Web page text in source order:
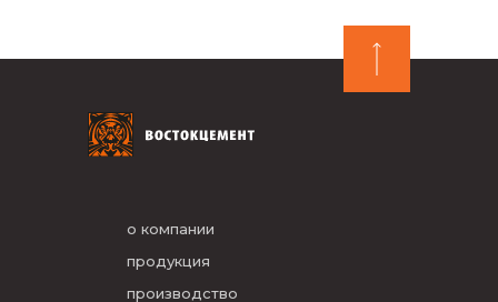
о компании
продукция
производство